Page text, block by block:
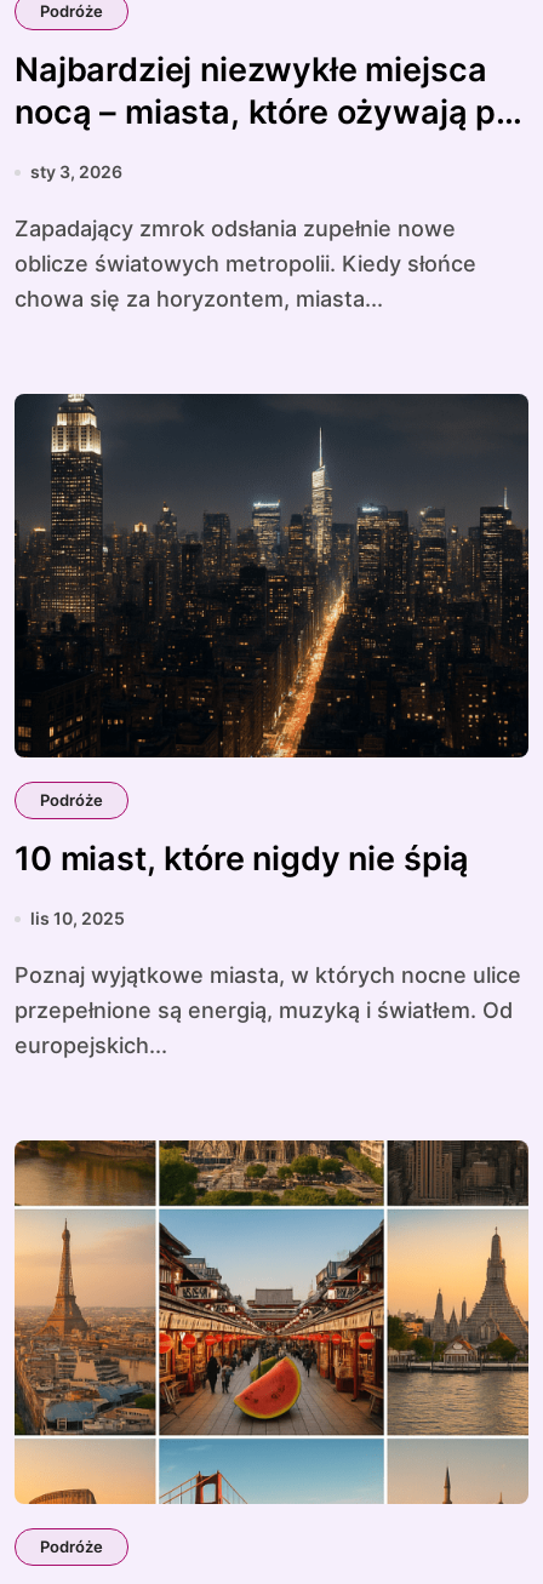
Podróże
Najbardziej niezwykłe miejsca
nocą – miasta, które ożywają po
zmroku
sty 3, 2026
Zapadający zmrok odsłania zupełnie nowe
oblicze światowych metropolii. Kiedy słońce
chowa się za horyzontem, miasta...
Podróże
10 miast, które nigdy nie śpią
lis 10, 2025
Poznaj wyjątkowe miasta, w których nocne ulice
przepełnione są energią, muzyką i światłem. Od
europejskich...
Podróże